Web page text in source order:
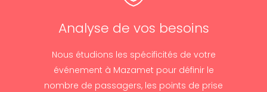
Analyse de vos besoins
Nous étudions les spécificités de votre
événement à Mazamet pour définir le
nombre de passagers, les points de prise